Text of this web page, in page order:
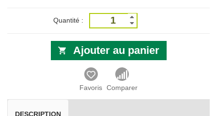
Quantité :
Ajouter au panier
Favoris Comparer
DESCRIPTION